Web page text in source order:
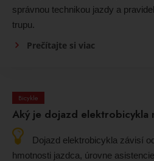
správnou technikou jazdy a
trupu.
Prečítajte si viac
Bicykle
Aký je dojazd elektrobicykla
Dojazd elektrobicykla závisí
hmotnosti jazdca, úrovne